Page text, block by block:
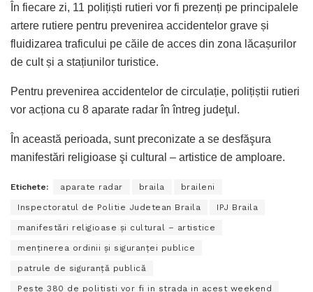
În fiecare zi, 11 polițiști rutieri vor fi prezenți pe principalele
artere rutiere pentru prevenirea accidentelor grave și
fluidizarea traficului pe căile de acces din zona lăcașurilor
de cult și a stațiunilor turistice.
Pentru prevenirea accidentelor de circulație, polițiștii rutieri
vor acționa cu 8 aparate radar în întreg judeţul.
În această perioada, sunt preconizate a se desfăşura
manifestări religioase şi cultural – artistice de amploare.
Etichete: aparate radar braila braileni
Inspectoratul de Politie Judetean Braila IPJ Braila
manifestări religioase şi cultural – artistice
menținerea ordinii și siguranței publice
patrule de siguranţă publică
Peste 380 de politisti vor fi in strada in acest weekend